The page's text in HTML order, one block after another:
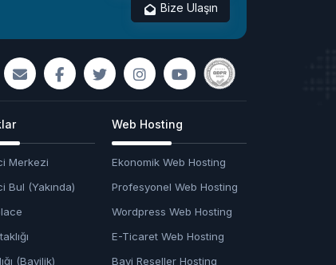
Bize Ulaşın
Merkezi
Bul (Yakında)
(Bayilik)
Web Hosting
Ekonomik Web Hosting
Profesyonel Web Hosting
Wordpress Web Hosting
E-Ticaret Web Hosting
Bayi Reseller Hosting